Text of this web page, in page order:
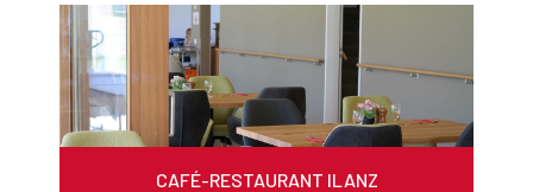
CAFÉ-RESTAURANT ILANZ